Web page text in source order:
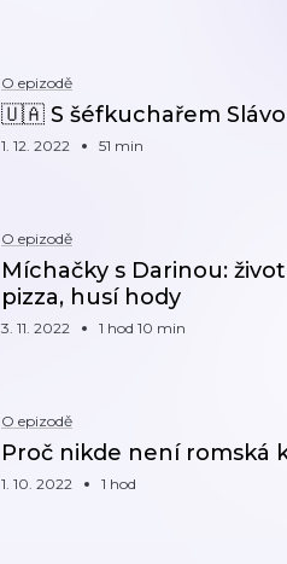
O epizodě
🇺🇦 S šéfkuchařem
1. 12. 2022 51 min
O epizodě
Míchačky s Darinou:
pizza, husí hody
3. 11. 2022 1 hod 10 min
O epizodě
Proč nikde není romská
1. 10. 2022 1 hod